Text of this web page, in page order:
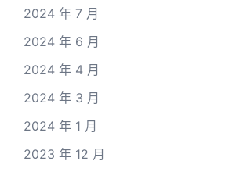
2024 年 7 月
2024 年 6 月
2024 年 4 月
2024 年 3 月
2024 年 1 月
2023 年 12 月